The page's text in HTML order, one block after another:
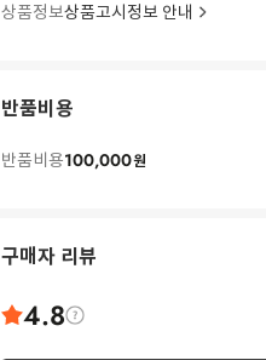
상품정보상품고시정보 안내
반품비용
반품비용100,000원
구매자 리뷰
4.8